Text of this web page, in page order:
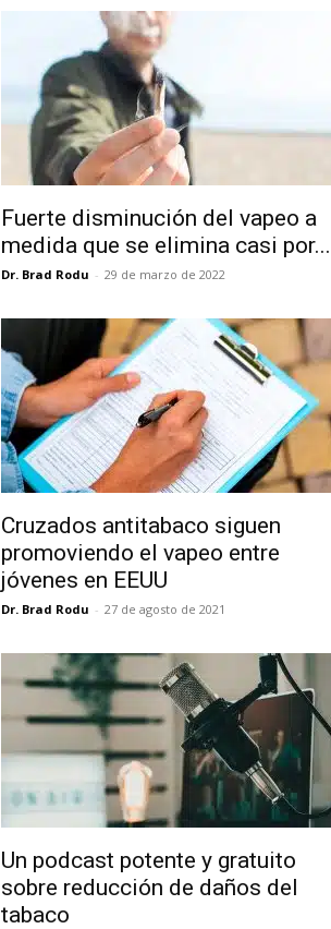
No te
noticias
Suscríbete a
noticias del
electrónico.
Subscribe to
of vaping and
Fuerte disminución del vapeo a
medida que se elimina casi por...
Dr. Brad Rodu - 29 de marzo de 2022
Cruzados antitabaco siguen
promoviendo el vapeo entre
jóvenes en EEUU
Dr. Brad Rodu - 27 de agosto de 2021
Un podcast potente y gratuito
sobre reducción de daños del
tabaco